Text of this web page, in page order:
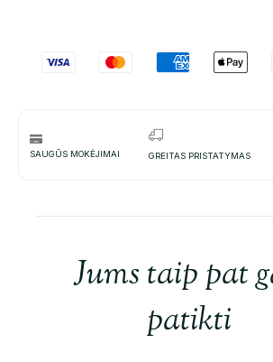
SAUGŪS MOKĖJIMAI GREITAS PRISTATYMAS
Jums taip pat
patikti